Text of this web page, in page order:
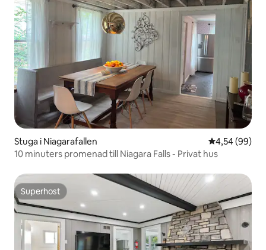
Stuga i Niagarafallen 4,54 av 5 i
4,54 (99)
10 minuters promenad till Niagara Falls - Privat hus
Superhost
Superhost